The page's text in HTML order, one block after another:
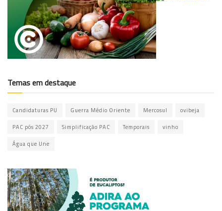
Temas em destaque
Candidaturas PU Guerra Médio Oriente Mercosul ovibeja
PAC pós 2027 Simplificação PAC Temporais vinho
Água que Une